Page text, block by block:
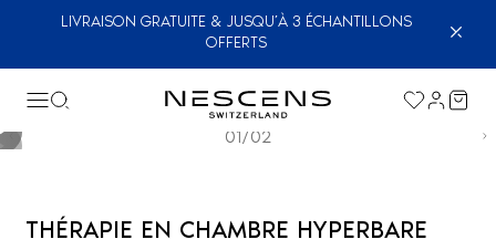
LIVRAISON GRATUITE & JUSQU’À 3 ÉCHANTILLONS
OFFERTS
01/02
THÉRAPIE EN CHAMBRE HYPERBARE